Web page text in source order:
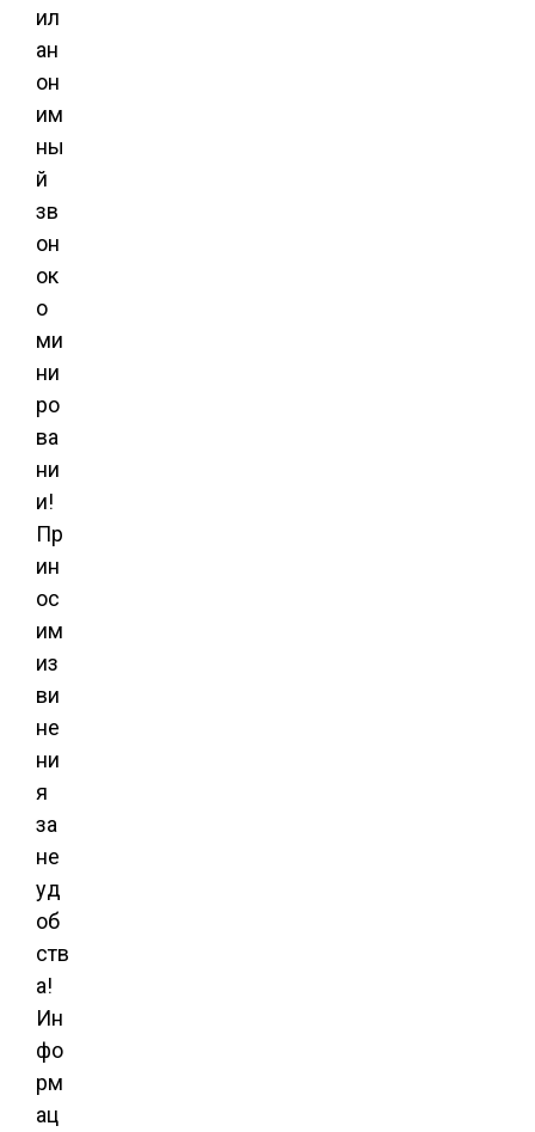
ил
ан
он
им
ны
й
зв
он
ок
о
ми
ни
ро
ва
ни
и!
Пр
ин
ос
им
из
ви
не
ни
я
за
не
уд
об
ств
а!
Ин
фо
рм
ац